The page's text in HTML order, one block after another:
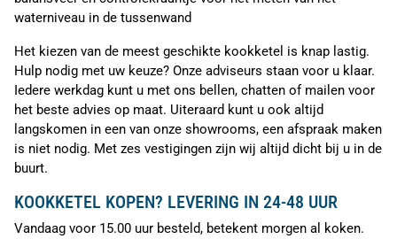
waterniveau in de tussenwand
Het kiezen van de meest geschikte kookketel is knap lastig.
Hulp nodig met uw keuze? Onze adviseurs staan voor u klaar.
Iedere werkdag kunt u met ons bellen, chatten of mailen voor
het beste advies op maat. Uiteraard kunt u ook altijd
langskomen in een van onze showrooms, een afspraak maken
is niet nodig. Met zes vestigingen zijn wij altijd dicht bij u in de
buurt.
KOOKKETEL KOPEN? LEVERING IN 24-48 UUR
Vandaag voor 15.00 uur besteld, betekent morgen al koken.